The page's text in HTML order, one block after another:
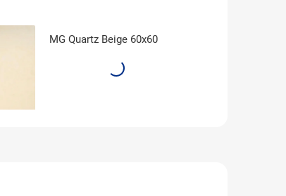
MG Quartz Beige 60x60